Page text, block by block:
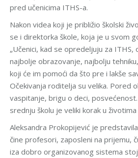
pred učenicima ITHS-a.
Nakon videa koji je približio školski
se i direktorka škole, koja je u svom
„Učenici, kad se opredeljuju za ITHS,
najbolje obrazovanje, najbolju
koji će im pomoći da što pre i lakše
Očekivanja roditelja su velika. Pored
vaspitanje, brigu o deci, posvećenost.
srednju školu je veliki korak u
Aleksandra Prokopijević je
čine profesori, zaposleni na prijemu,
iza dobro organizovanog sistema